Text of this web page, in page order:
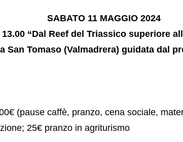
SABATO 11 MAGGIO 2024
13.00 “Dal Reef del Triassico superiore
San Tomaso (Valmadrera) guidata dal
(pause caffè, pranzo, cena sociale,
25€ pranzo in agriturismo